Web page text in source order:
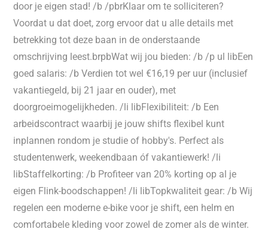
door je eigen stad! /b /pbrKlaar om te solliciteren?
Voordat u dat doet, zorg ervoor dat u alle details met
betrekking tot deze baan in de onderstaande
omschrijving leest.brpbWat wij jou bieden: /b /p ul libEen
goed salaris: /b Verdien tot wel €16,19 per uur (inclusief
vakantiegeld, bij 21 jaar en ouder), met
doorgroeimogelijkheden. /li libFlexibiliteit: /b Een
arbeidscontract waarbij je jouw shifts flexibel kunt
inplannen rondom je studie of hobby's. Perfect als
studentenwerk, weekendbaan óf vakantiewerk! /li
libStaffelkorting: /b Profiteer van 20% korting op al je
eigen Flink-boodschappen! /li libTopkwaliteit gear: /b Wij
regelen een moderne e-bike voor je shift, een helm en
comfortabele kleding voor zowel de zomer als de winter.